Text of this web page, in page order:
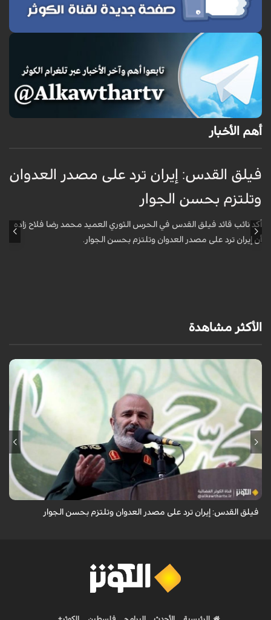
أهم الأخبار
فيلق القدس: إيران ترد على مصدر العدوان
وتلتزم بحسن الجوار
أكد نائب قائد فيلق القدس في الحرس الثوري العميد محمد رضا فلاح زاده
أن إيران ترد على مصدر العدوان وتلتزم بحسن الجوار.
الأكثر مشاهدة
أكد نائب قائد فيلق القدس في الحرس الثوري العميد محمد رضا فلاح زاده أن
إيران ترد على مصدر العدوان وتلتزم بحسن الجوار.
فيلق القدس: إيران ترد على مصدر العدوان وتلتزم بحسن الجوار